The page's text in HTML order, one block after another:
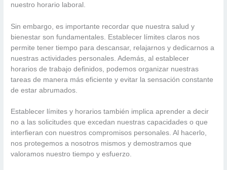
nuestro horario laboral.
Sin embargo, es importante recordar que nuestra salud y
bienestar son fundamentales. Establecer límites claros nos
permite tener tiempo para descansar, relajarnos y dedicarnos a
nuestras actividades personales. Además, al establecer
horarios de trabajo definidos, podemos organizar nuestras
tareas de manera más eficiente y evitar la sensación constante
de estar abrumados.
Establecer límites y horarios también implica aprender a decir
no a las solicitudes que excedan nuestras capacidades o que
interfieran con nuestros compromisos personales. Al hacerlo,
nos protegemos a nosotros mismos y demostramos que
valoramos nuestro tiempo y esfuerzo.